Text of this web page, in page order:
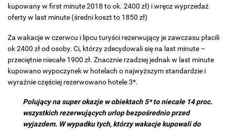
kupowany w first minute 2018 to ok. 2400 zł) i wręcz wyprzedaż
oferty w last minute (średni koszt to 1850 zł)
Za wakacje w czerwcu i lipcu turyści rezerwujący je zawczasu płacili
ok 2400 zł od osoby. Ci, którzy zdecydowali się na last minute –
przeciętnie niecałe 1900 zł. Znacznie rzadziej jednak w last minute
kupowano wypoczynek w hotelach o najwyższym standardzie i
wyraźnie częściej rezerwowano hotele 3*.
Polujący na super okazje w obiektach 5* to niecałe 14 proc.
wszystkich rezerwujących urlop bezpośrednio przed
wyjazdem. W wypadku tych, którzy wakacje kupowali do